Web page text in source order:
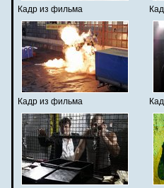
Кадр из фильма
Кадр из фильма